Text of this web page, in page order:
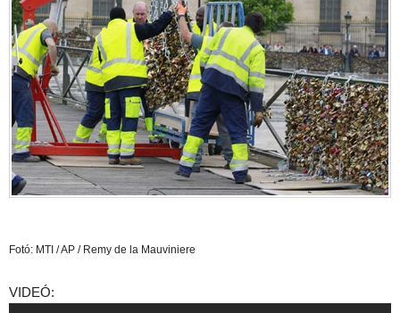
Fotó: MTI / AP / Remy de la Mauviniere
VIDEÓ: